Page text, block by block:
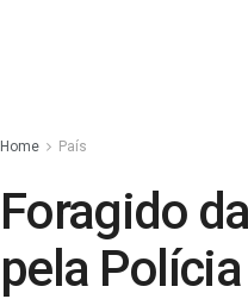
Home País
Foragido
pela